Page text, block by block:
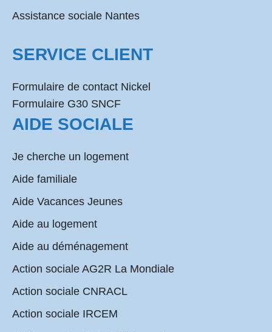
Assistance sociale Nantes
SERVICE CLIENT
Formulaire de contact Nickel
Formulaire G30 SNCF
AIDE SOCIALE
Je cherche un logement
Aide familiale
Aide Vacances Jeunes
Aide au logement
Aide au déménagement
Action sociale AG2R La Mondiale
Action sociale CNRACL
Action sociale IRCEM